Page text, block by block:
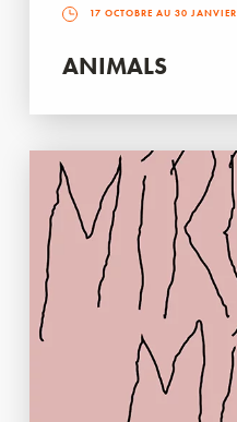
17 OCTOBRE AU 30 JANVIER
ANIMALS